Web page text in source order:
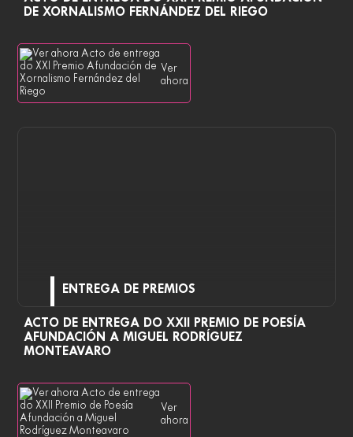
DE XORNALISMO FERNÁNDEZ DEL RIEGO
Ver
ahora
ENTREGA DE PREMIOS
ACTO DE ENTREGA DO XXII PREMIO DE POESÍA
AFUNDACIÓN A MIGUEL RODRÍGUEZ
MONTEAVARO
Ver
ahora